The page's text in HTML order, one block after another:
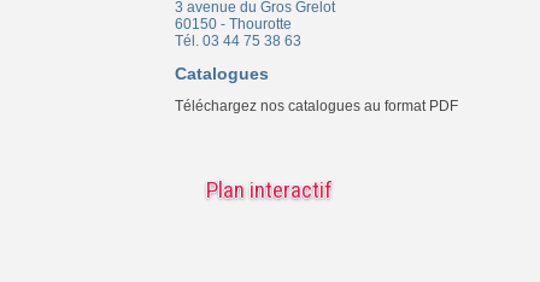
3 avenue du Gros Grelot
60150 - Thourotte
Tél. 03 44 75 38 63
Catalogues
Téléchargez nos catalogues au format PDF
Plan interactif